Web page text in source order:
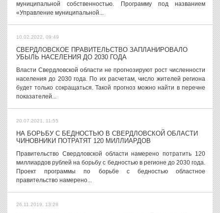
муниципальной собственностью. Программу под названием
«Управление муниципальной...
10.02.2022, 09:49
СВЕРДЛОВСКОЕ ПРАВИТЕЛЬСТВО ЗАПЛАНИРОВАЛО
УБЫЛЬ НАСЕЛЕНИЯ ДО 2030 ГОДА
Власти Свердловской области не прогнозируют рост численности
населения до 2030 года. По их расчетам, число жителей региона
будет только сокращаться. Такой прогноз можно найти в перечне
показателей...
20.07.2021, 11:55
НА БОРЬБУ С БЕДНОСТЬЮ В СВЕРДЛОВСКОЙ ОБЛАСТИ
ЧИНОВНИКИ ПОТРАТЯТ 120 МИЛЛИАРДОВ
Правительство Свердловской области намерено потратить 120
миллиардов рублей на борьбу с бедностью в регионе до 2030 года.
Проект программы по борьбе с бедностью областное
правительство намерено...
26.11.2019, 13:28